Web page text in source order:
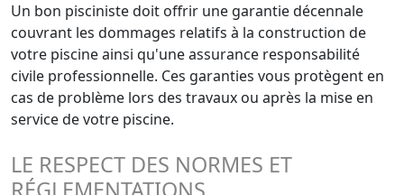
Un bon pisciniste doit offrir une garantie décennale
couvrant les dommages relatifs à la construction de
votre piscine ainsi qu'une assurance responsabilité
civile professionnelle. Ces garanties vous protègent en
cas de problème lors des travaux ou après la mise en
service de votre piscine.
LE RESPECT DES NORMES ET